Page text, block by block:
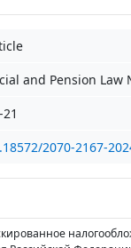
and Pension Law
2070-2167-